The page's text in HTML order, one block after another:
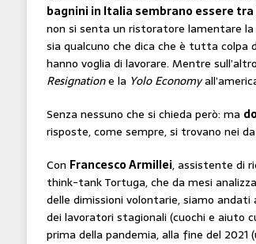
bagnini in Italia sembrano essere
non si senta un ristoratore lamentare la
sia qualcuno che dica che è tutta colpa
hanno voglia di lavorare. Mentre
Resignatione la Yolo Economy
Senza nessuno che si chieda però: ma
risposte, come sempre, si trovano nei
Con Francesco Armillei, assistente di
think-tank Tortuga, che da mesi
delle dimissioni volontarie, siamo
dei lavoratori stagionali (cuochi e aiuto
prima della pandemia, alla fine del